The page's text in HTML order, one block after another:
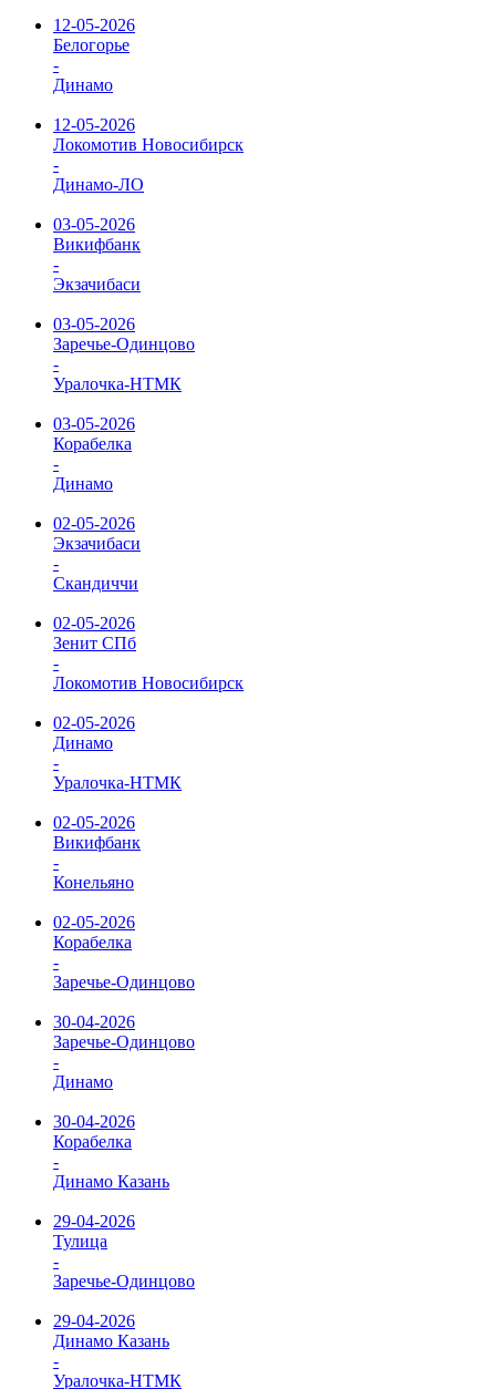
12-05-2026
Белогорье
-
Динамо
12-05-2026
Локомотив Новосибирск
-
Динамо-ЛО
03-05-2026
Викифбанк
-
Экзачибаси
03-05-2026
Заречье-Одинцово
-
Уралочка-НТМК
03-05-2026
Корабелка
-
Динамо
02-05-2026
Экзачибаси
-
Скандиччи
02-05-2026
Зенит СПб
-
Локомотив Новосибирск
02-05-2026
Динамо
-
Уралочка-НТМК
02-05-2026
Викифбанк
-
Конельяно
02-05-2026
Корабелка
-
Заречье-Одинцово
30-04-2026
Заречье-Одинцово
-
Динамо
30-04-2026
Корабелка
-
Динамо Казань
29-04-2026
Тулица
-
Заречье-Одинцово
29-04-2026
Динамо Казань
-
Уралочка-НТМК